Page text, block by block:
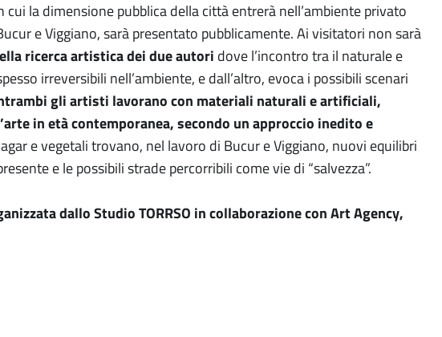
la dimensione pubblica della città entrerà nell’ambiente privato
e Viggiano, sarà presentato pubblicamente. Ai visitatori non sarà
ricerca artistica dei due autori dove l’incontro tra il naturale e
irreversibili nell’ambiente, e dall’altro, evoca i possibili scenari
gli artisti lavorano con materiali naturali e artificiali,
in età contemporanea, secondo un approccio inedito e
e vegetali trovano, nel lavoro di Bucur e Viggiano, nuovi equilibri
e le possibili strade percorribili come vie di “salvezza”.
dallo Studio TORRSO in collaborazione con Art Agency,